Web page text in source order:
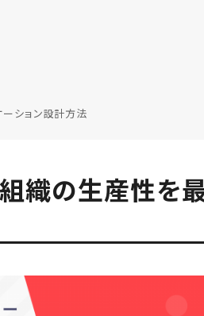
ション設計方法
織の生産性を